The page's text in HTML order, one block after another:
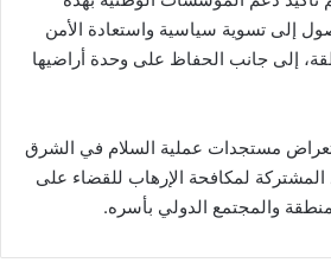
إلى تسوية سياسية واستعادة الأمن
إلى جانب الحفاظ على وحدة أراضيها
مستجدات عملية السلام في الشرق
لمكافحة الإرهاب للقضاء على
والمجتمع الدولي بأسره.